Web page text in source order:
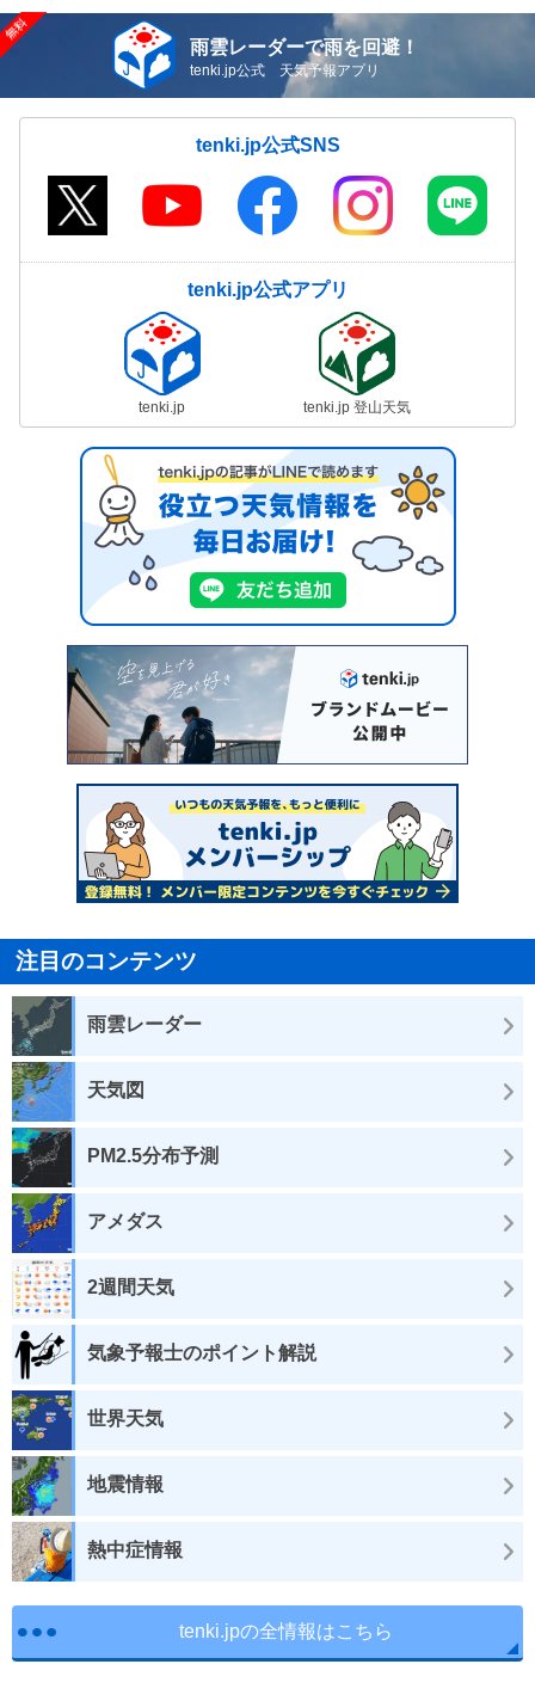
雨雲レーダーで雨を回避！
tenki.jp公式 天気予報アプリ
tenki.jp公式SNS
tenki.jp公式アプリ
tenki.jp tenki.jp 登山天気
注目のコンテンツ
雨雲レーダー
天気図
PM2.5分布予測
アメダス
2週間天気
気象予報士のポイント解説
世界天気
地震情報
熱中症情報
tenki.jpの全情報はこちら